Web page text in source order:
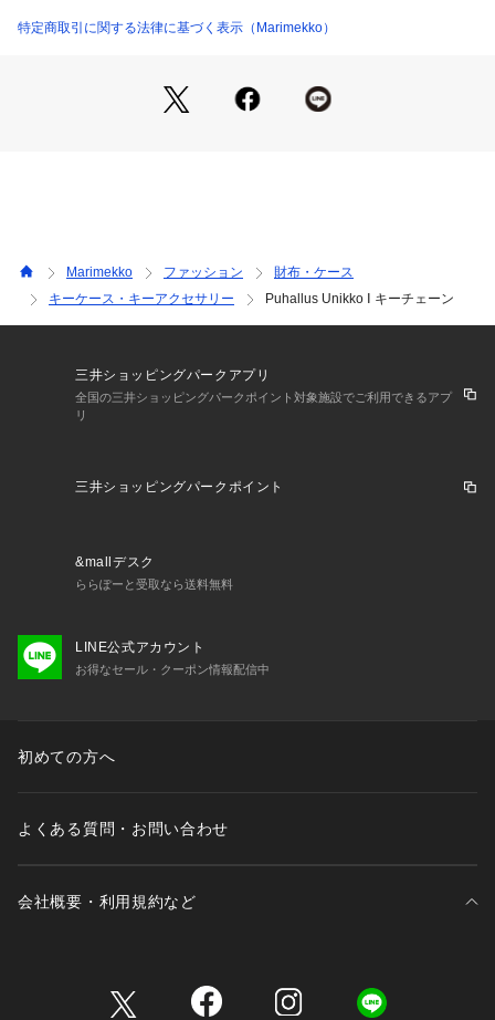
特定商取引に関する法律に基づく表示（Marimekko）
Marimekko ファッション
財布・ケース
キーケース・キーアクセサリー
Puhallus Unikko Ⅰ キーチェーン
三井ショッピングパークアプリ
全国の三井ショッピングパークポイント対象施設でご利用できるアプ
リ
三井ショッピングパークポイント
&mallデスク
ららぽーと受取なら送料無料
LINE公式アカウント
お得なセール・クーポン情報配信中
初めての方へ
よくある質問・お問い合わせ
会社概要・利用規約など